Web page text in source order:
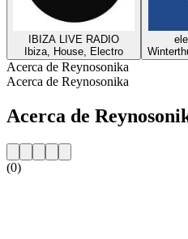
IBIZA LIVE RADIO
Ibiza, House, Electro
Acerca de Reynosonika
Acerca de Reynosonika
Acerca de
(0)